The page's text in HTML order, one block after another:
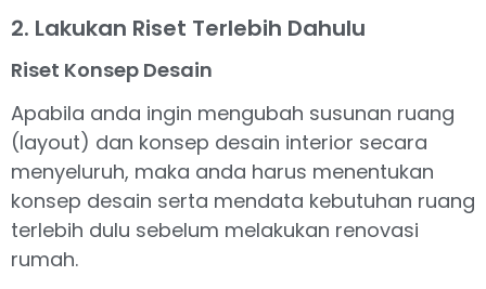
2. Lakukan Riset Terlebih Dahulu
Riset Konsep Desain
Apabila anda ingin mengubah susunan ruang
(layout) dan konsep desain interior secara
menyeluruh, maka anda harus menentukan
konsep desain serta mendata kebutuhan ruang
terlebih dulu sebelum melakukan renovasi
rumah.